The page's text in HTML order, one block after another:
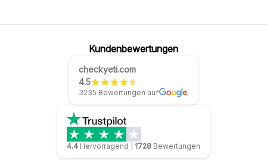
Kundenbewertungen
checkyeti.com
4.5
3235 Bewertungen auf
4.4 Hervorragend 1728 Bewertungen